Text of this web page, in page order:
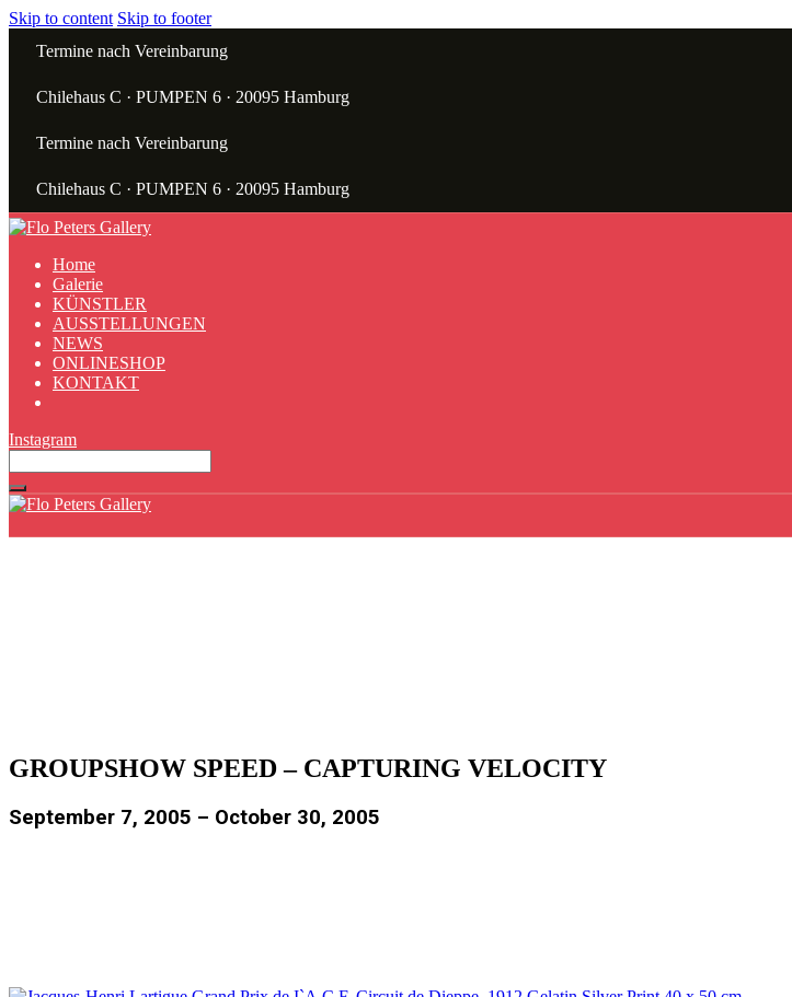
Skip to content Skip to footer
Termine nach Vereinbarung
Chilehaus C · PUMPEN 6 · 20095 Hamburg
Termine nach Vereinbarung
Chilehaus C · PUMPEN 6 · 20095 Hamburg
Home
Galerie
KÜNSTLER
AUSSTELLUNGEN
NEWS
ONLINESHOP
KONTAKT
Instagram
GROUPSHOW SPEED – CAPTURING VELOCITY
September 7, 2005 – October 30, 2005